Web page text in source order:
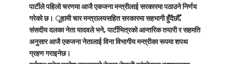
पार्टीले पहिलो चरणमा आजै एकजना मन्त्रीलाई सरकारमा पठाउने निर्णय
गरेको छ। ूहामी चार मन्त्रालयसहित सरकारमा सहभागी हुँदैछौँ,
संसदीय दलका नेता यादवले भने, पार्टीभित्रको आन्तरिक तयारी र सहमति
अनुसार आजै एकजना नेतालाई विना विभागीय मन्त्रीका रूपमा शपथ
ग्रहण गराइनेछ।